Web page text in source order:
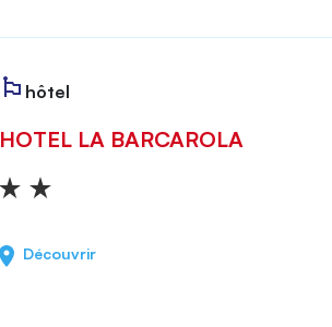
hôtel
HOTEL LA BARCAROLA
Découvrir